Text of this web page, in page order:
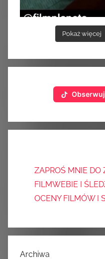
Pokaż więcej
ZAPROŚ MNIE
FILMWEBIE I
OCENY FILMÓW I
Archiwa